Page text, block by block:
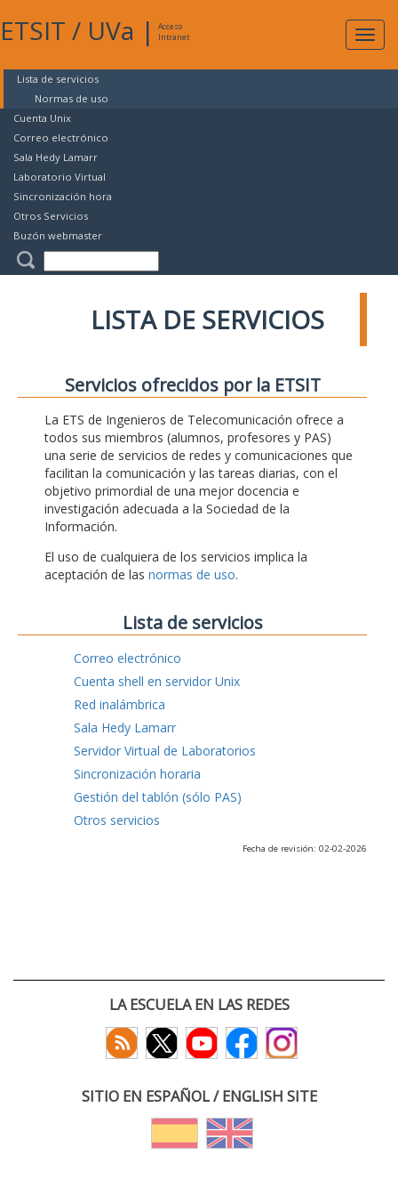
ETSIT / UVa |
Acceso
Intranet
Lista de servicios
Normas de uso
Cuenta Unix
Correo electrónico
Sala Hedy Lamarr
Laboratorio Virtual
Sincronización hora
Otros Servicios
Buzón webmaster
LISTA DE SERVICIOS
Servicios ofrecidos por la ETSIT
La ETS de Ingenieros de Telecomunicación ofrece a
todos sus miembros (alumnos, profesores y PAS)
una serie de servicios de redes y comunicaciones que
facilitan la comunicación y las tareas diarias, con el
objetivo primordial de una mejor docencia e
investigación adecuada a la Sociedad de la
Información.
El uso de cualquiera de los servicios implica la
aceptación de las normas de uso.
Lista de servicios
Correo electrónico
Cuenta shell en servidor Unix
Red inalámbrica
Sala Hedy Lamarr
Servidor Virtual de Laboratorios
Sincronización horaria
Gestión del tablón (sólo PAS)
Otros servicios
Fecha de revisión: 02-02-2026
LA ESCUELA EN LAS REDES
SITIO EN ESPAÑOL / ENGLISH SITE